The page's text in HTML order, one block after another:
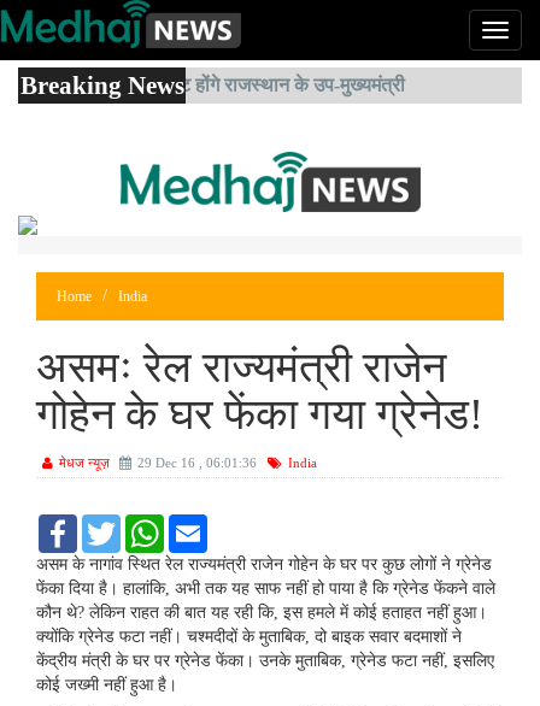
T
o
g
g
t
Breaking News
सचिन पाइलेट होंगे राजस्थान के उप-मुख्यमंत्री
Home India
असमः रेल राज्यमंत्री राजेन
गोहेन के घर फेंका गया ग्रेनेड!
मेधज न्यूज़ 29 Dec 16 , 06:01:36 India
F
c
e
b
o
o
k
T
w
i
t
e
r
W
a
t
s
A
p
p
a
i
असम के नागांव स्थित रेल राज्यमंत्री राजेन गोहेन के घर पर कुछ लोगों ने ग्रेनेड
फेंका दिया है। हालांकि, अभी तक यह साफ नहीं हो पाया है कि ग्रेनेड फेंकने वाले
कौन थे? लेकिन राहत की बात यह रही कि, इस हमले में कोई हताहत नहीं हुआ।
क्योंकि ग्रेनेड फटा नहीं। चश्मदीदों के मुताबिक, दो बाइक सवार बदमाशों ने
केंद्रीय मंत्री के घर पर ग्रेनेड फेंका। उनके मुताबिक, ग्रेनेड फटा नहीं, इसलिए
कोई जख्मी नहीं हुआ है।